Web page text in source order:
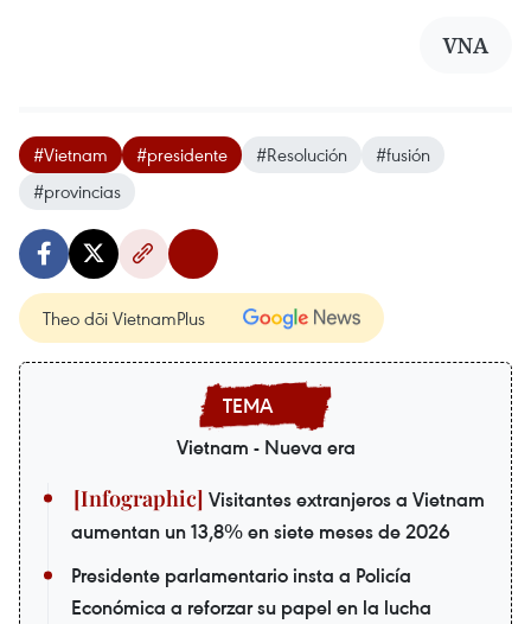
VNA
#Vietnam #presidente #Resolución
#fusión
#provincias
Theo dõi VietnamPlus
Vietnam - Nueva era
Visitantes extranjeros a Vietnam
aumentan un 13,8% en siete meses de 2026
Presidente parlamentario insta a Policía
Económica a reforzar su papel en la lucha